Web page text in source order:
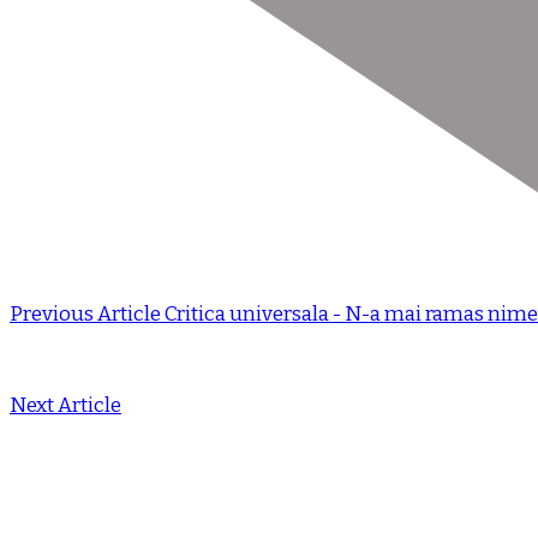
Previous ArticleCritica universala - N-a mai ramas
Next Article